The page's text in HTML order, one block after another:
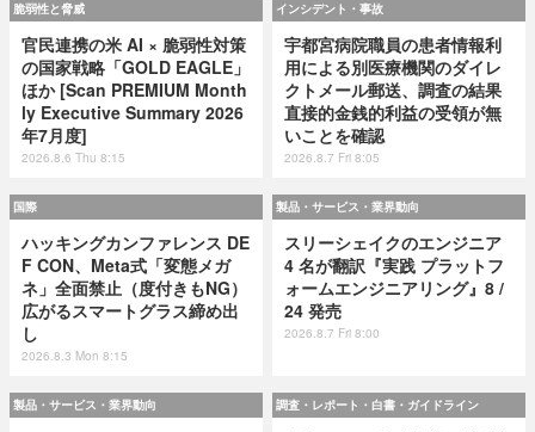
脆弱性と脅威
官民連携の米 AI × 脆弱性対策
の国家戦略「GOLD EAGLE」
ほか [Scan PREMIUM Month
ly Executive Summary 2026
年7月度]
2026.8.6 Thu 8:15
インシデント・事故
宇都宮病院職員の患者情報利
用による別医療機関のダイレ
クトメール郵送、調査の結果
直接的金銭的利益の受領が無
いことを確認
2026.8.7 Fri 8:05
国際
ハッキングカンファレンス DE
F CON、Meta式「変態メガ
ネ」全面禁止（度付きもNG）
広がるスマートグラス締め出
し
2026.8.3 Mon 8:15
製品・サービス・業界動向
スリーシェイクのエンジニア
4 名が翻訳『実践 プラットフ
ォームエンジニアリング』8 /
24 発売
2026.8.7 Fri 8:00
製品・サービス・業界動向 調査・レポート・白書・ガイドライン